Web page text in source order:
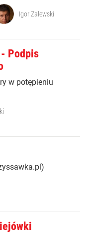
Igor Zalewski
Podpis
w potępieniu